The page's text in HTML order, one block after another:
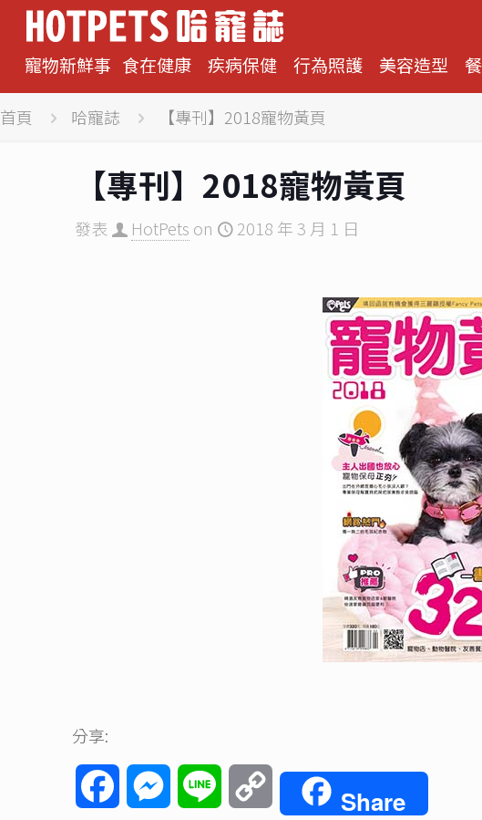
寵物新鮮事 食在健康 疾病保健 行為照護 美容造型
首頁 哈寵誌 【專刊】2018寵物黃頁
【專刊】2018寵物黃頁
發表 HotPets on 2018 年 3 月 1 日
分享:
FacebookMessenger
Line
Copy
Share